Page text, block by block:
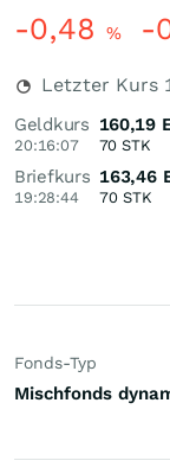
-0,48 % -
Letzter Kurs
Geldkurs
20:16:07
160,19
70 STK
Briefkurs
19:28:44
163,46
70 STK
Fonds-Typ